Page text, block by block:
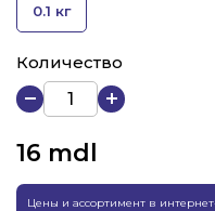
0.1 кг
Количество
16 mdl
Цены и ассортимент в